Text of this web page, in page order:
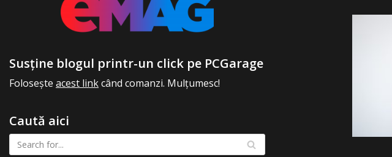
Susține blogul printr-un click pe PCGarage
Folosește acest linkcând comanzi. Mulțumesc!
Caută aici